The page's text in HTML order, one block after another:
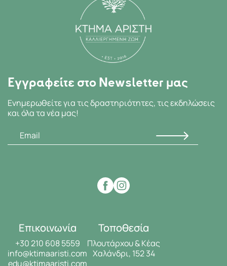
Εγγραφείτε στο Newsletter μας
Ενημερωθείτε για τις δραστηριότητες, τις εκδηλώσεις
και όλα τα νέα μας!
Επικοινωνία
+30 210 608 5559
info@ktimaaristi.com
edu@ktimaaristi.com
Τοποθεσία
Πλουτάρχου & Κέας
Χαλάνδρι, 152 34